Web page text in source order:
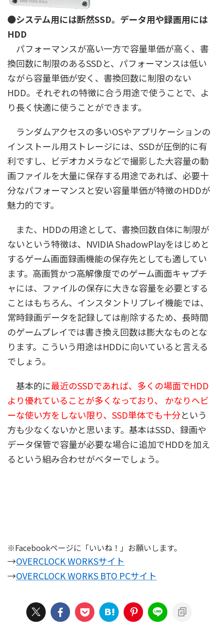
●システム用には断然SSD。データ用や録画用には
HDD
パフォーマンスが高い一方で容量単価が高く、書
換回数に制限のあるSSDと、パフォーマンスは低い
ながら容量単価が安く、書換回数に制限のない
HDD。それぞれの特徴に合う用途で使うことで、よ
り長く快適に使うことができます。
ランダムアクセスの多いOSやアプリケーションの
インストール用ストレージには、SSDが圧倒的に有
利ですし、ビデオカメラなどで撮影した大容量の動
画ファイルを大量に保存する用途であれば、必要十
分なパフォーマンスと安い容量単価が特徴のHDDが
魅力的です。
また、HDDの用途として、書換回数自体に制限が
ないという特徴は、NVIDIA ShadowPlayをはじめと
するゲーム画面録画機能の保存先としても適してい
ます。高画質かつ高解像度でのゲーム画面キャプチ
ャには、ファイルの保存に大きな容量を必要とする
ことはもちろん、インスタントリプレイ機能では、
常時録画データを記録しては削除するため、長時間
のゲームプレイでは書き換え回数は膨大なものとな
ります。こういう用途はHDDに向いていると言える
でしょう。
基本的に最近のSSDであれば、多くの場面でHDD
より優れていることが多くなっており、 かなりヘビ
ーな使い方をしない限り、SSD単体でも十分という
方も少なくないかと思います。基本はSSD、録画や
データ保管で容量が必要な場合に追加でHDDを加え
るという組み合わせがベターでしょう。
※Facebookページに「いいね！」お願いします。
→OVERCLOCK WORKSサイト
→OVERCLOCK WORKS BTO PCサイト